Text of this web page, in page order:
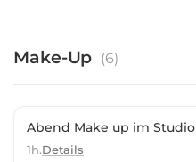
Make-Up (6)
Abend Make up im Studio
1h.Details